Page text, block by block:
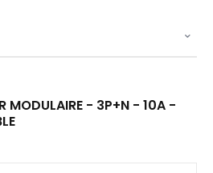
MODULAIRE - 3P+N - 10A -